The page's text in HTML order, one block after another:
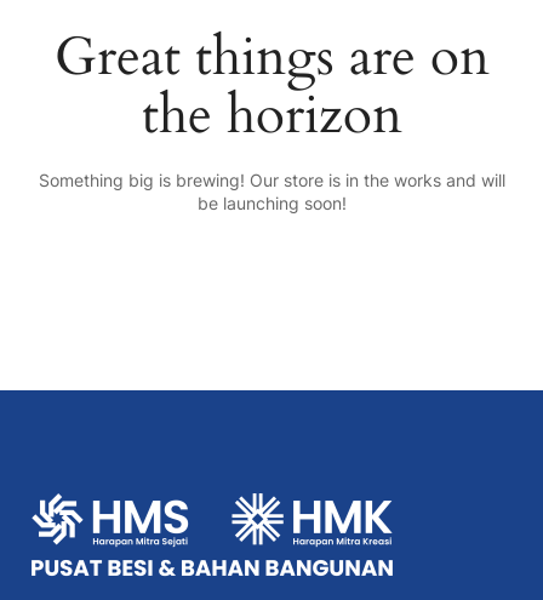
Great things are on
the horizon
Something big is brewing! Our store is in the works and will
be launching soon!